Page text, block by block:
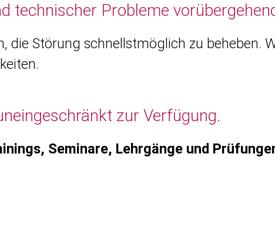
technischer Probleme
die Störung schnellstmöglich zu beheben.
zur Verfügung.
Seminare, Lehrgänge und